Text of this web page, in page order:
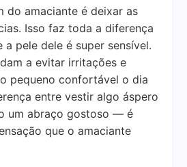
do amaciante é deixar as
Isso faz toda a diferença
a pele dele é super sensível.
a evitar irritações e
pequeno confortável o dia
entre vestir algo áspero
um abraço gostoso — é
que o amaciante